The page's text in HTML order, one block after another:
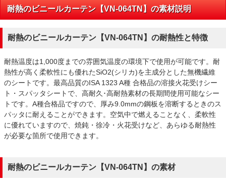
耐熱のビニールカーテン【VN-064TN】の素材説明
耐熱のビニールカーテン【VN-064TN】の耐熱性と特徴
耐熱温度は1,000度までの雰囲気温度の環境下で使用が可能です。耐
熱性が高く柔軟性にも優れたSiO2(シリカ)を主成分とした無機繊維
のシートです。最高品質のISA 1323 A種 合格品の溶接火花受けシー
ト・スパッタシートで、高耐久･高耐熱素材の長期間使用可能なシー
トです。A種合格品ですので、厚み9.0mmの鋼板を溶断するときのス
パッタに耐えることができます。空気中で燃えることなく、柔軟性
に優れていますので、焼鈍・徐冷・火花受けなど、あらゆる耐熱性
が必要な箇所で使用できます。
耐熱のビニールカーテン【VN-064TN】の素材